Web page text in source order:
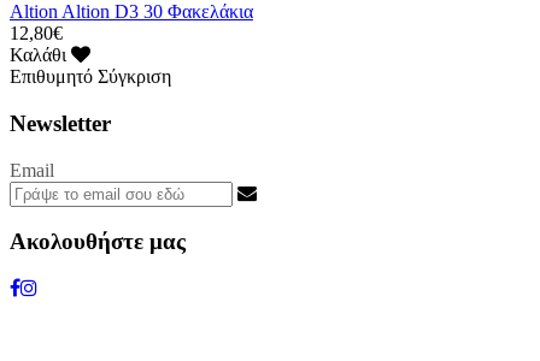
Altion Altion D3 30 Φακελάκια
12,80€
Καλάθι
Επιθυμητό Σύγκριση
Newsletter
Email
Ακολουθήστε μας